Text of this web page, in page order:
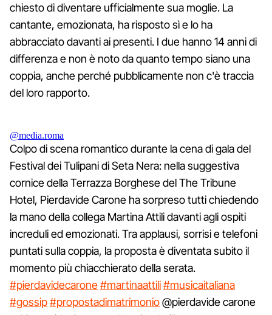
chiesto di diventare ufficialmente sua moglie. La
cantante, emozionata, ha risposto sì e lo ha
abbracciato davanti ai presenti. I due hanno 14 anni di
differenza e non è noto da quanto tempo siano una
coppia, anche perché pubblicamente non c'è traccia
del loro rapporto.
@media.roma
Colpo di scena romantico durante la cena di gala del
Festival dei Tulipani di Seta Nera: nella suggestiva
cornice della Terrazza Borghese del The Tribune
Hotel, Pierdavide Carone ha sorpreso tutti chiedendo
la mano della collega Martina Attili davanti agli ospiti
increduli ed emozionati. Tra applausi, sorrisi e telefoni
puntati sulla coppia, la proposta è diventata subito il
momento più chiacchierato della serata.
#pierdavidecarone#martinaattili#musicaitaliana
#gossip#propostadimatrimonio@pierdavide carone